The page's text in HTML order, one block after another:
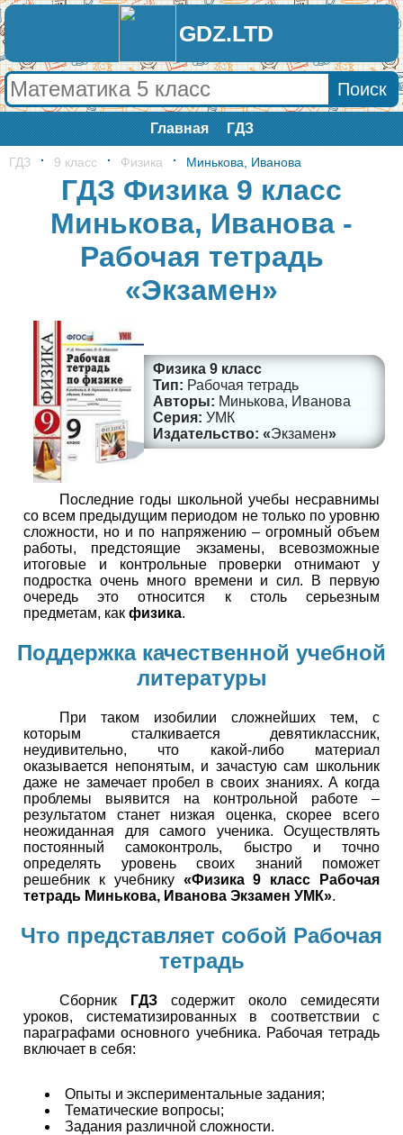
GDZ.LTD
Главная ГДЗ
ГДЗ 9 класс Физика Минькова, Иванова
ГДЗ Физика 9 класс
Минькова, Иванова -
Рабочая тетрадь
«Экзамен»
Физика 9 класс
Рабочая тетрадь
Минькова, Иванова
УМК
Экзамен
Последние годы школьной учебы несравнимы
со всем предыдущим периодом не только по уровню
сложности, но и по напряжению – огромный объем
работы, предстоящие экзамены, всевозможные
итоговые и контрольные проверки отнимают у
подростка очень много времени и сил. В первую
очередь это относится к столь серьезным
предметам, как физика.
Поддержка качественной учебной
литературы
При таком изобилии сложнейших тем, с
которым сталкивается девятиклассник,
неудивительно, что какой-либо материал
оказывается непонятым, и зачастую сам школьник
даже не замечает пробел в своих знаниях. А когда
проблемы выявится на контрольной работе –
результатом станет низкая оценка, скорее всего
неожиданная для самого ученика. Осуществлять
постоянный самоконтроль, быстро и точно
определять уровень своих знаний поможет
решебник к учебнику «Физика 9 класс Рабочая
тетрадь Минькова, Иванова Экзамен УМК».
Что представляет собой Рабочая
тетрадь
Сборник ГДЗ содержит около семидесяти
уроков, систематизированных в соответствии с
параграфами основного учебника. Рабочая тетрадь
включает в себя:
Опыты и экспериментальные задания;
Тематические вопросы;
Задания различной сложности.